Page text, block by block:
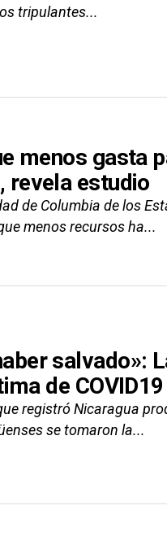
tripulantes...
menos gasta
revela estudio
de Columbia de los
menos recursos ha...
salvado»:
de
registró Nicaragua
se tomaron la...